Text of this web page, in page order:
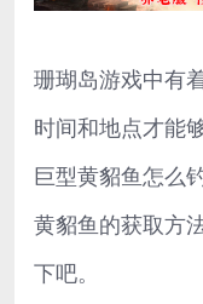
珊瑚岛游戏中有
时间和地点才能
巨型黄貂鱼怎么
黄貂鱼的获取方
下吧。